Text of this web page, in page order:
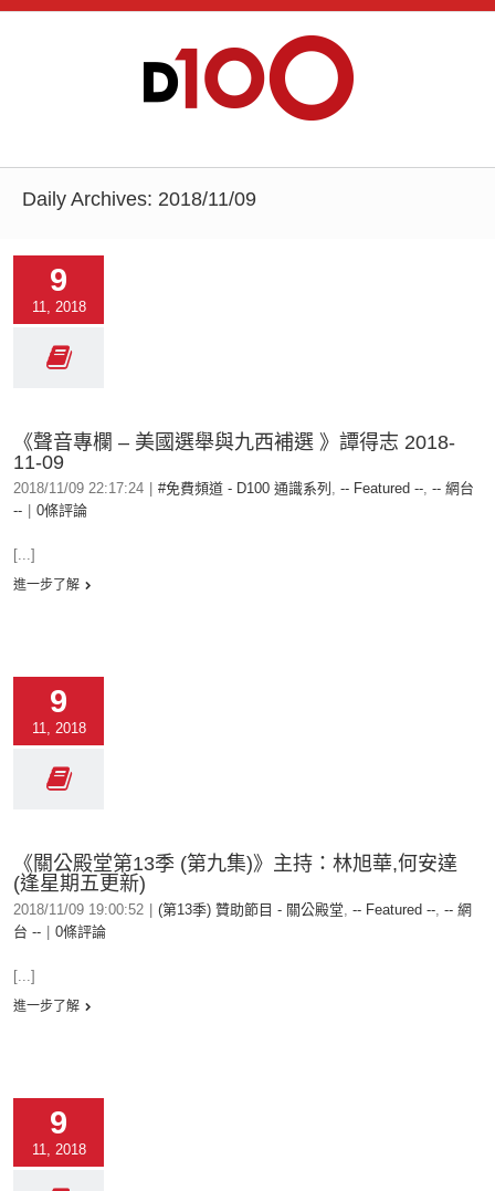
Daily Archives: 2018/11/09
9
11, 2018
《聲音專欄 – 美國選舉與九西補選 》譚得志 2018-
11-09
2018/11/09 22:17:24 #免費頻道 - D100 通識系列 , -- Featured --, -- 網台
--
0條評論
[...]
進一步了解
9
11, 2018
《關公殿堂第13季 (第九集)》主持：林旭華,何安達
(逢星期五更新)
2018/11/09 19:00:52 (第13季) 贊助節目 - 關公殿堂, -- Featured --, -- 網
台 --
0條評論
[...]
進一步了解
9
11, 2018